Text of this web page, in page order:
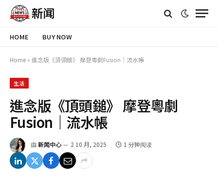
HOME BUY NOW
Home » 進念版《頂頭鎚》 摩登粵劇Fusion｜流水帳
生活
進念版《頂頭鎚》 摩登粵劇
Fusion｜流水帳
由 新闻中心 2 10 月, 2025 1 分钟阅读